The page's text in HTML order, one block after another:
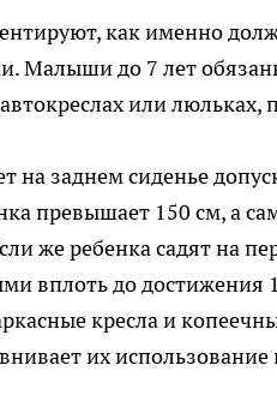
как именно
Малыши до 7 лет
или люльках,
на заднем сиденье
превышает 150 см, а
же ребенка садят на
вплоть до
кресла и
их